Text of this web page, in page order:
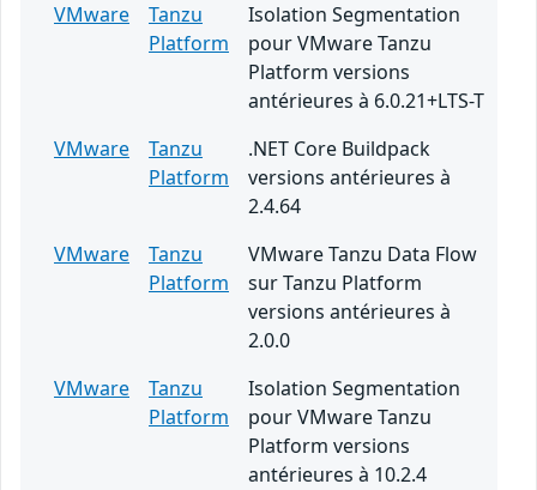
VMware
Tanzu
Platform
Isolation Segmentation
pour VMware Tanzu
Platform versions
antérieures à 6.0.21+LTS-T
VMware
Tanzu
Platform
.NET Core Buildpack
versions antérieures à
2.4.64
VMware
Tanzu
Platform
VMware Tanzu Data Flow
sur Tanzu Platform
versions antérieures à
2.0.0
VMware
Tanzu
Platform
Isolation Segmentation
pour VMware Tanzu
Platform versions
antérieures à 10.2.4